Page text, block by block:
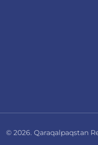
© 2026. Qaraqalpaqstan